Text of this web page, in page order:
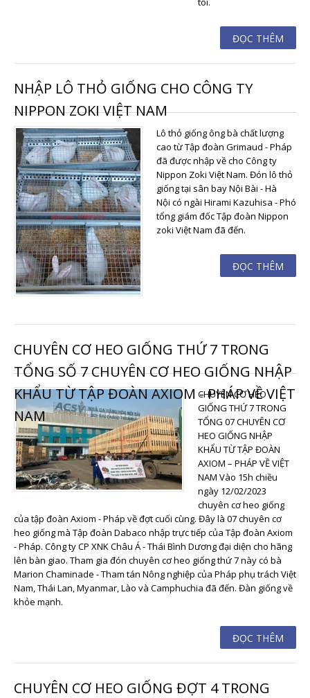
ĐỌC THÊM
NHẬP LÔ THỎ GIỐNG CHO CÔNG TY
NIPPON ZOKI VIỆT NAM
Lô thỏ giống ông bà chất lượng
cao từ Tập đoàn Grimaud - Pháp
đã được nhập về cho Công ty
Nippon Zoki Việt Nam. Đón lô thỏ
giống tại sân bay Nội Bài - Hà
Nội có ngài Hirami Kazuhisa - Phó
tổng giám đốc Tập đoàn Nippon
zoki Việt Nam đã đến.
ĐỌC THÊM
CHUYÊN CƠ HEO GIỐNG THỨ 7 TRONG
TỔNG SỐ 7 CHUYÊN CƠ HEO GIỐNG NHẬP
KHẨU TỪ TẬP ĐOÀN AXIOM - PHÁP VỀ VIỆT
NAM
CHUYÊN CƠ HEO
GIỐNG THỨ 7 TRONG
TỔNG 07 CHUYÊN CƠ
HEO GIỐNG NHẬP
KHẨU TỪ TẬP ĐOÀN
AXIOM – PHÁP VỀ VIỆT
NAM Vào 15h chiều
ngày 12/02/2023
chuyên cơ heo giống
của tập đoàn Axiom - Pháp về đợt cuối cùng. Đây là 07 chuyên cơ
heo giống mà Tập đoàn Dabaco nhập trực tiếp của Tập đoàn Axiom
- Pháp. Công ty CP XNK Châu Á - Thái Bình Dương đại diện cho hãng
lên bàn giao. Tham gia đón chuyên cơ heo giống thứ 7 này có bà
Marion Chaminade - Tham tán Nông nghiệp của Pháp phụ trách Việt
Nam, Thái Lan, Myanmar, Lào và Camphuchia đã đến. Đàn giống về
khỏe mạnh.
ĐỌC THÊM
CHUYÊN CƠ HEO GIỐNG ĐỢT 4 TRONG